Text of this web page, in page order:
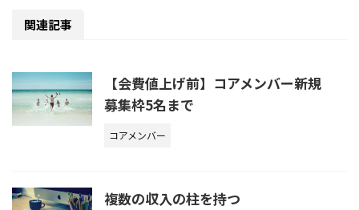
関連記事
【会費値上げ前】コアメンバー新規
募集枠5名まで
コアメンバー
複数の収入の柱を持つ